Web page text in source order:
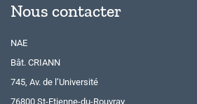
Nous contacter
NAE
Bât. CRIANN
745, Av. de l’Université
76800 St-Etienne-du-Rouvray